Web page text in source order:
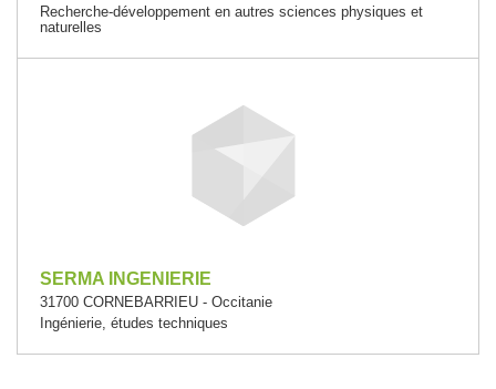
Recherche-développement en autres sciences physiques et
naturelles
SERMA INGENIERIE
31700 CORNEBARRIEU - Occitanie
Ingénierie, études techniques